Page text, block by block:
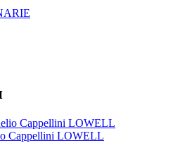
Cappellini LOWELL